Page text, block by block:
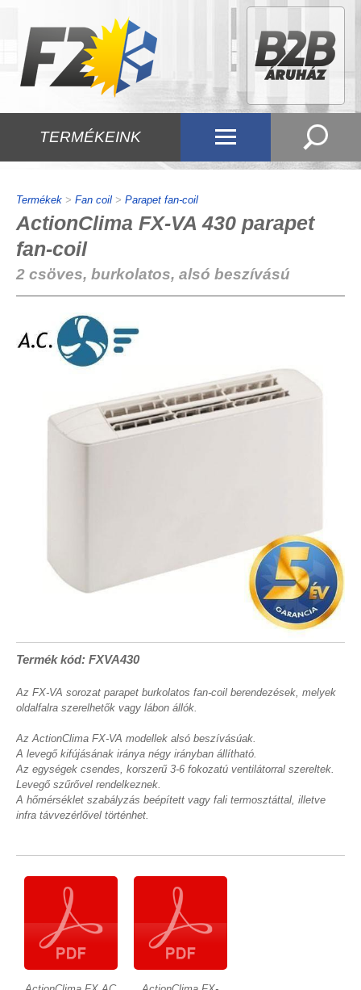
TERMÉKEINK
Termékek > Fan coil > Parapet fan-coil
ActionClima FX-VA 430 parapet
fan-coil
2 csöves, burkolatos, alsó beszívású
Termék kód: FXVA430
Az FX-VA sorozat parapet burkolatos fan-coil berendezések, melyek
oldalfalra szerelhetők vagy lábon állók.
Az ActionClima FX-VA modellek alsó beszívásúak.
A levegő kifújásának iránya négy irányban állítható.
Az egységek csendes, korszerű 3-6 fokozatú ventilátorral szereltek.
Levegő szűrővel rendelkeznek.
A hőmérséklet szabályzás beépített vagy fali termosztáttal, illetve
infra távvezérlővel történhet.